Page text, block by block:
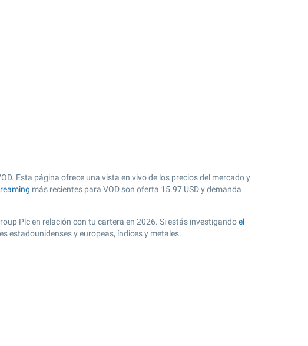
Esta página ofrece una vista en vivo de los precios del mercado y
más recientes para VOD son oferta 15.97 USD y demanda
Plc en relación con tu cartera en 2026. Si estás investigandoel
estadounidenses y europeas, índices y metales.